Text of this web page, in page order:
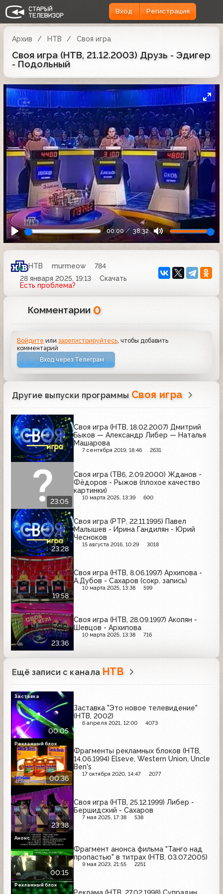
Вход Регистрация
Архив НТВ Своя игра
Своя игра (НТВ, 21.12.2003) Друзь - Эдигер
- Подольный
00:00 38:32
НТВ murmeow
784
28 января 2025, 19:13
Скачать
Есть проблема?
Комментарии 0
Войдите илизарегистрируйтесь , чтобы добавить
комментарий
Вход через Телеграм
Другие выпуски программы Своя игра
Своя игра (НТВ, 18.02.2007) Дмитрий
Быков — Александр Либер — Наталья
Машарова
7 сентября 2019, 18:46 2631
23:05
Своя игра (ТВ6, 2.09.2000) Жданов -
Фёдоров - Рыжов (плохое качество
картинки)
10 марта 2025, 13:39 600
23:28
Своя игра (РТР, 22.11.1995) Павел
Малышев - Ирина Гандилян - Юрий
Чесноков
15 августа 2016, 10:29 3018
19:58
Своя игра (НТВ, 8.06.1997) Архипова -
А.Дубов - Сахаров (сокр. запись)
10 марта 2025, 13:38 599
23:36
Своя игра (НТВ, 28.09.1997) Акопян -
Шевцов - Архипова
10 марта 2025, 13:38 716
Ещё записи с канала НТВ
00:05
Заставка "Это новое телевидение"
(НТВ, 2002)
6 апреля 2021, 12:00 4073
Заставка
00:36
Фрагменты рекламных блоков (НТВ,
14.06.1994) Elseve, Western Union, Uncle
Ben's
17 октября 2020, 14:47 2077
Рекламный блок
23:38
Своя игра (НТВ, 25.12.1999) Либер -
Бершидский - Сахаров
7 мая 2025, 17:38 538
00:15
Фрагмент анонса фильма "Танго над
пропастью" в титрах (НТВ, 03.07.2005)
9 мая 2023, 21:55 2251
Анонс
Реклама (НТВ, 27.02.1998) Супрадин,
Рекламный блок